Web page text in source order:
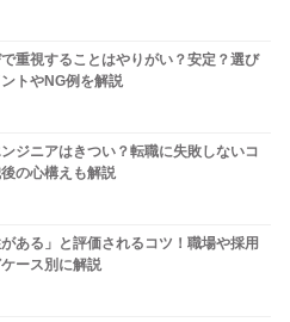
重視することはやりがい？安定？選び
トやNG例を解説
ジニアはきつい？転職に失敗しないコ
の心構えも解説
がある」と評価されるコツ！職場や採用
ース別に解説